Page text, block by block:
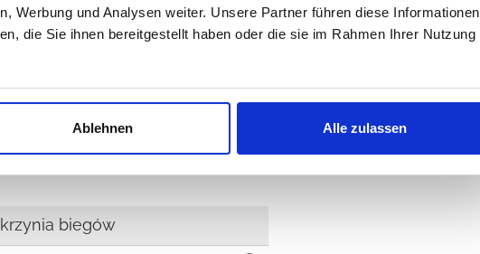
Werbung und Analysen weiter. Unsere Partner führen diese Informationen
die Sie ihnen bereitgestellt haben oder die sie im Rahmen Ihrer Nutzung
Ablehnen Alle zulassen
1
spryskiwaczy
Washer Reservoir
biegów